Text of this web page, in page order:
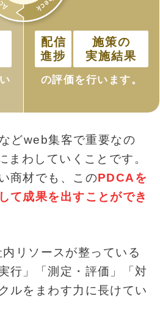
配信
進捗
施策の
実施結果
の評価を行います。
どweb集客で重要なの
まわしていくことです。
商材でも、このPDCAを
て成果を出すことができ
リソースが整っている
行」「測定・評価」「対
ルをまわす力に長けてい